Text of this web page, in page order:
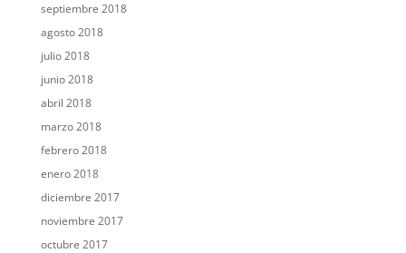
septiembre 2018
agosto 2018
julio 2018
junio 2018
abril 2018
marzo 2018
febrero 2018
enero 2018
diciembre 2017
noviembre 2017
octubre 2017